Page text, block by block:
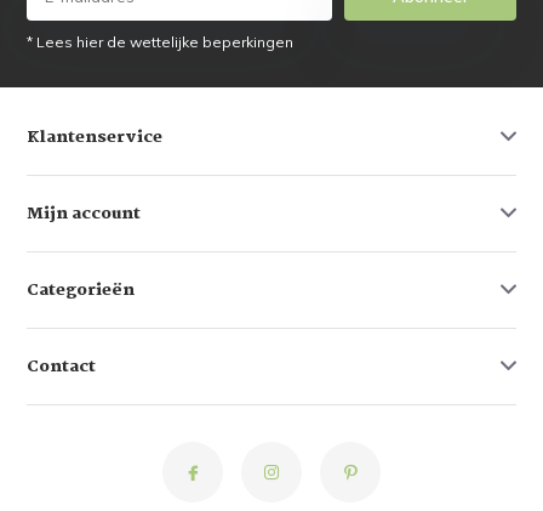
* Lees hier de wettelijke beperkingen
Klantenservice
Mijn account
Categorieën
Contact